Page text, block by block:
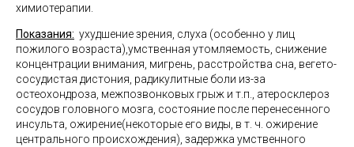
химиотерапии.
Показания: ухудшение зрения, слуха (особенно у лиц
пожилого возраста),умственная утомляемость, снижение
концентрации внимания, мигрень, расстройства сна, вегето-
сосудистая дистония, радикулитные боли из-за
остеохондроза, межпозвонковых грыж и т.п., атеросклероз
сосудов головного мозга, состояние после перенесенного
инсульта, ожирение(некоторые его виды, в т. ч. ожирение
центрального происхождения), задержка умственного